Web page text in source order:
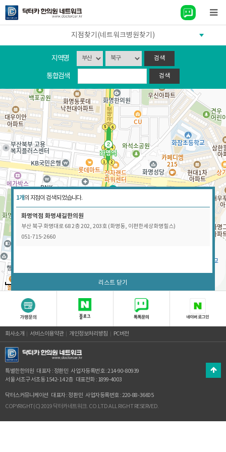
지점찾기(네트워크병원찾기)
지역명
통합검색
1개의 지점이 검색 되었습니다.
화명역점 화명새길한의원
부산 북구 화명대로 68 2층 202, 203호 (화명동, 이편한세상화명힐스)
051-715-2660
리스트 닫기
회사소개 서비스이용약관 개인정보처리방침 PC버전
특별한한의원 대표자 : 정환민 사업자등록번호 : 214-90-80939
서울 서초구 서초동 1542-14 2층 대표전화 : 1899-4003
닥터스커뮤니케이션 대표자 : 정환민 사업자등록번호 : 220-88-36605
COPYRIGHT(C) 2019 닥터카네트워크. CO.LTD ALL RIGHT RESERVED.